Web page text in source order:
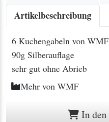
Artikelbeschreibung
6 Kuchengabeln von
90g Silberauflage
sehr gut ohne Abrieb
Mehr von WMF
In